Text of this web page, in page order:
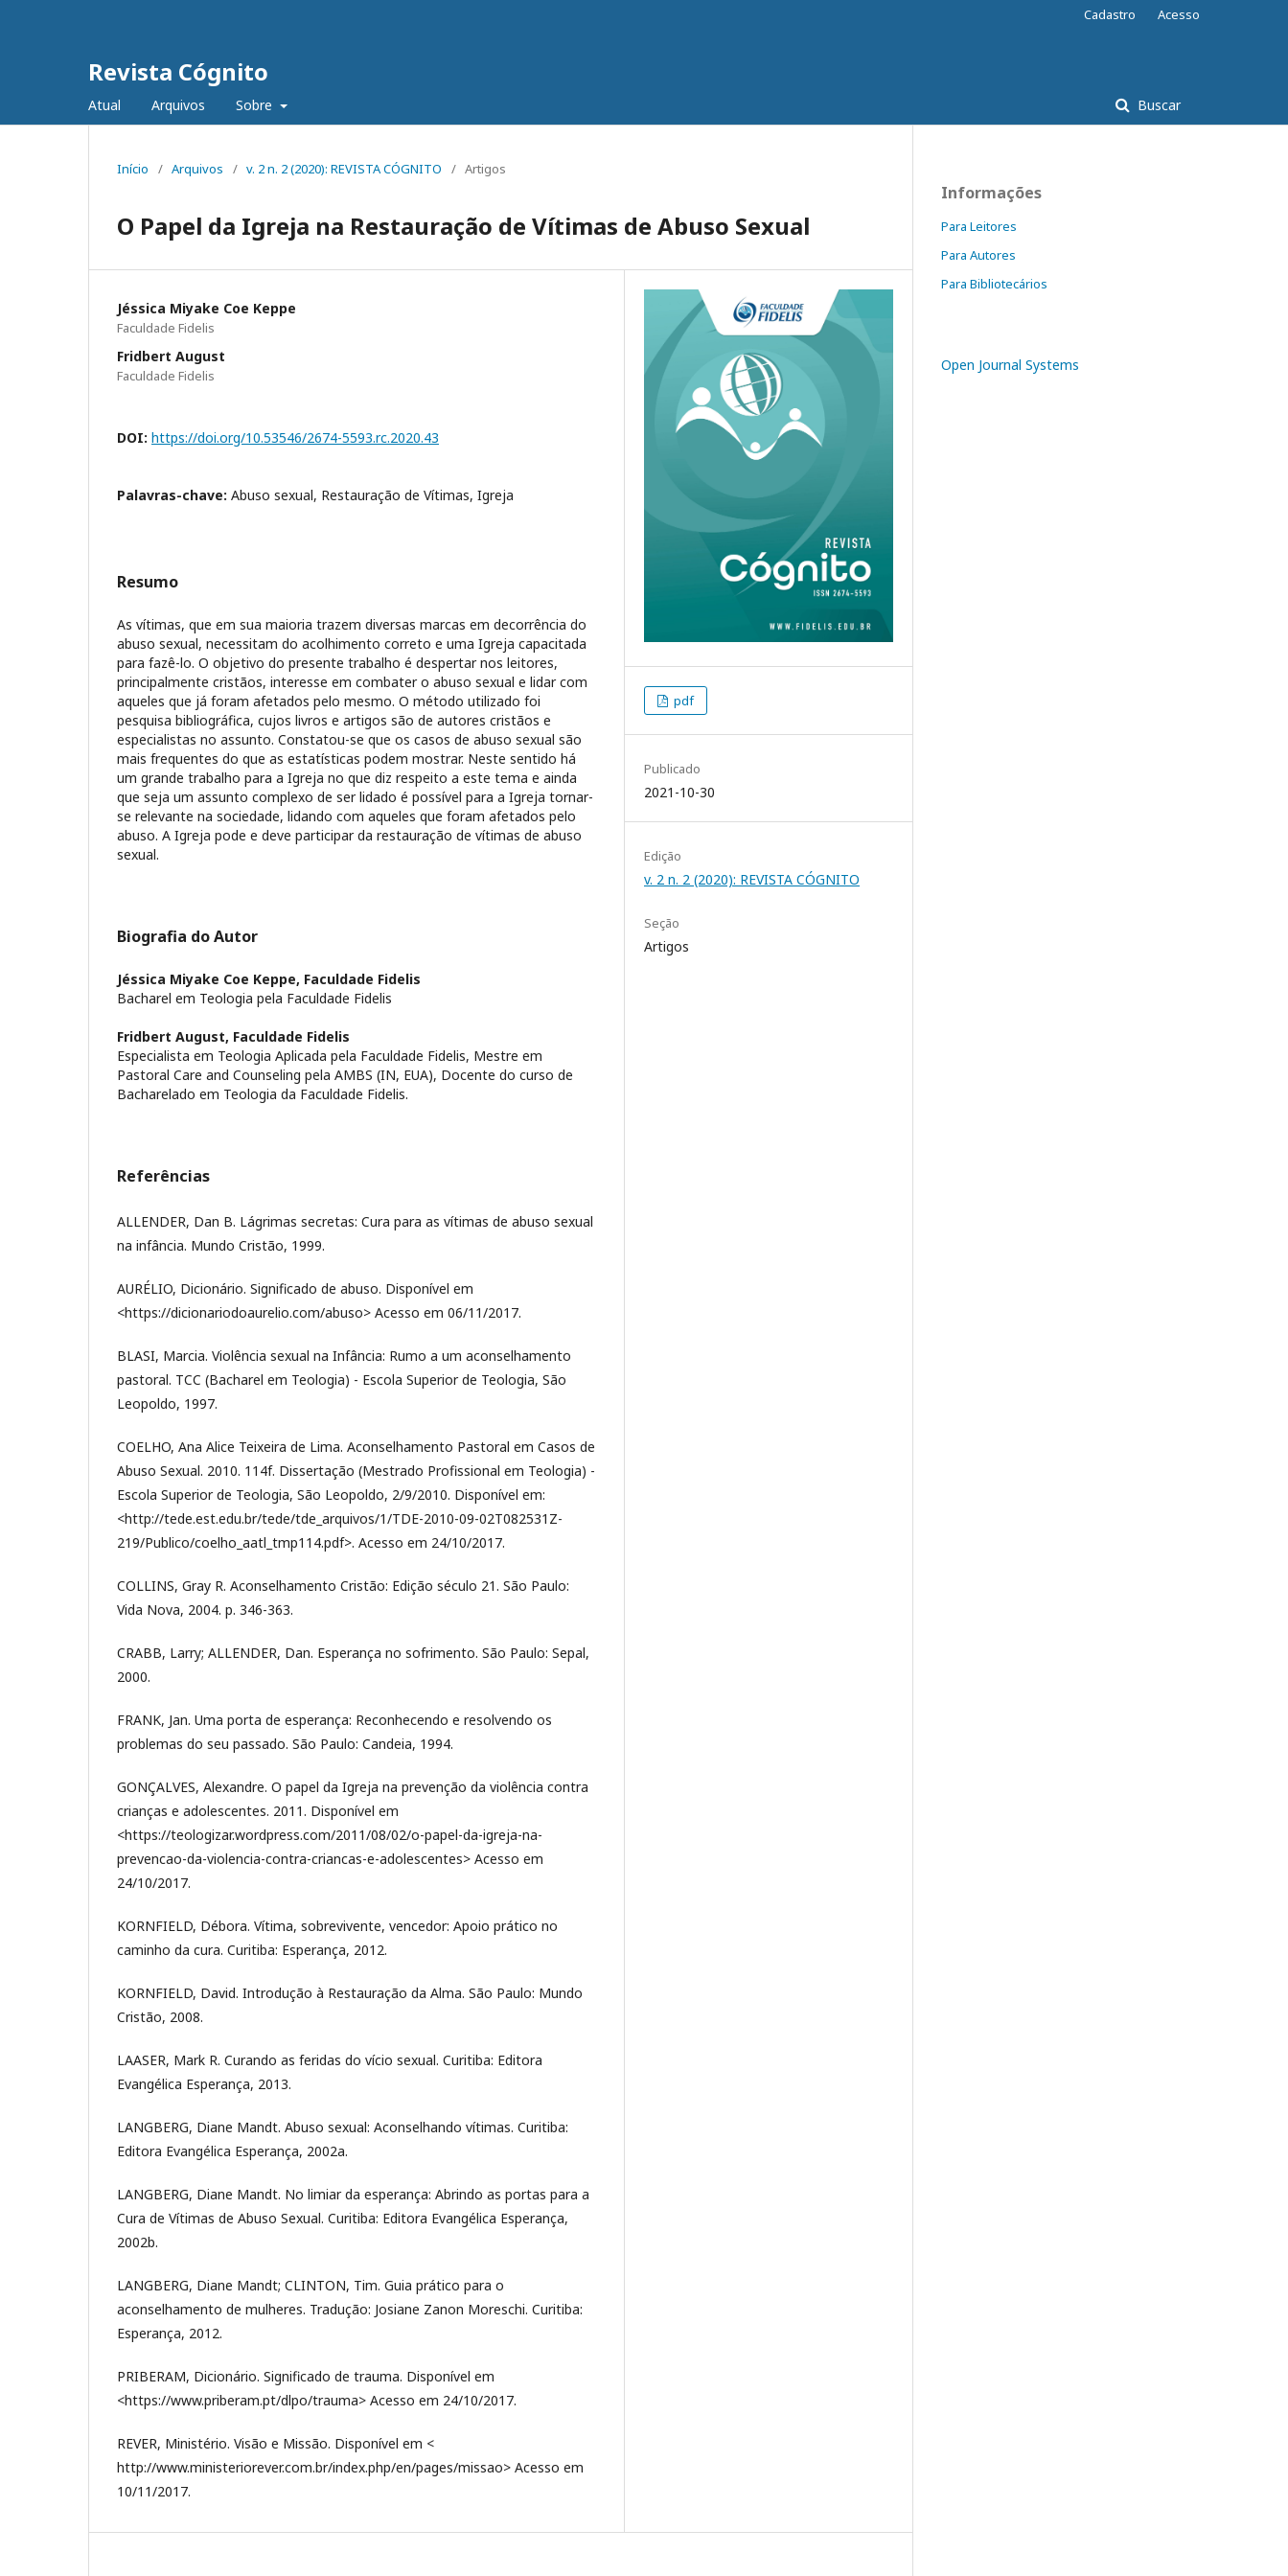
Revista Cógnito
Atual Arquivos Sobre Buscar
Cadastro Acesso
Início / Arquivos / v. 2 n. 2 (2020): REVISTA CÓGNITO / Artigos
O Papel da Igreja na Restauração de Vítimas de Abuso Sexual
Jéssica Miyake Coe Keppe
Faculdade Fidelis
Fridbert August
Faculdade Fidelis
DOI: https://doi.org/10.53546/2674-5593.rc.2020.43
Palavras-chave: Abuso sexual, Restauração de Vítimas, Igreja
Resumo
As vítimas, que em sua maioria trazem diversas marcas em decorrência do
abuso sexual, necessitam do acolhimento correto e uma Igreja capacitada
para fazê-lo. O objetivo do presente trabalho é despertar nos leitores,
principalmente cristãos, interesse em combater o abuso sexual e lidar com
aqueles que já foram afetados pelo mesmo. O método utilizado foi
pesquisa bibliográfica, cujos livros e artigos são de autores cristãos e
especialistas no assunto. Constatou-se que os casos de abuso sexual são
mais frequentes do que as estatísticas podem mostrar. Neste sentido há
um grande trabalho para a Igreja no que diz respeito a este tema e ainda
que seja um assunto complexo de ser lidado é possível para a Igreja tornar-
se relevante na sociedade, lidando com aqueles que foram afetados pelo
abuso. A Igreja pode e deve participar da restauração de vítimas de abuso
sexual.
Biografia do Autor
Jéssica Miyake Coe Keppe, Faculdade Fidelis
Bacharel em Teologia pela Faculdade Fidelis
Fridbert August, Faculdade Fidelis
Especialista em Teologia Aplicada pela Faculdade Fidelis, Mestre em
Pastoral Care and Counseling pela AMBS (IN, EUA), Docente do curso de
Bacharelado em Teologia da Faculdade Fidelis.
Referências
ALLENDER, Dan B. Lágrimas secretas: Cura para as vítimas de abuso sexual
na infância. Mundo Cristão, 1999.
AURÉLIO, Dicionário. Significado de abuso. Disponível em
<https://dicionariodoaurelio.com/abuso> Acesso em 06/11/2017.
BLASI, Marcia. Violência sexual na Infância: Rumo a um aconselhamento
pastoral. TCC (Bacharel em Teologia) - Escola Superior de Teologia, São
Leopoldo, 1997.
COELHO, Ana Alice Teixeira de Lima. Aconselhamento Pastoral em Casos de
Abuso Sexual. 2010. 114f. Dissertação (Mestrado Profissional em Teologia) -
Escola Superior de Teologia, São Leopoldo, 2/9/2010. Disponível em:
<http://tede.est.edu.br/tede/tde_arquivos/1/TDE-2010-09-02T082531Z-
219/Publico/coelho_aatl_tmp114.pdf>. Acesso em 24/10/2017.
COLLINS, Gray R. Aconselhamento Cristão: Edição século 21. São Paulo:
Vida Nova, 2004. p. 346-363.
CRABB, Larry; ALLENDER, Dan. Esperança no sofrimento. São Paulo: Sepal,
2000.
FRANK, Jan. Uma porta de esperança: Reconhecendo e resolvendo os
problemas do seu passado. São Paulo: Candeia, 1994.
GONÇALVES, Alexandre. O papel da Igreja na prevenção da violência contra
crianças e adolescentes. 2011. Disponível em
<https://teologizar.wordpress.com/2011/08/02/o-papel-da-igreja-na-
prevencao-da-violencia-contra-criancas-e-adolescentes> Acesso em
24/10/2017.
KORNFIELD, Débora. Vítima, sobrevivente, vencedor: Apoio prático no
caminho da cura. Curitiba: Esperança, 2012.
KORNFIELD, David. Introdução à Restauração da Alma. São Paulo: Mundo
Cristão, 2008.
LAASER, Mark R. Curando as feridas do vício sexual. Curitiba: Editora
Evangélica Esperança, 2013.
LANGBERG, Diane Mandt. Abuso sexual: Aconselhando vítimas. Curitiba:
Editora Evangélica Esperança, 2002a.
LANGBERG, Diane Mandt. No limiar da esperança: Abrindo as portas para a
Cura de Vítimas de Abuso Sexual. Curitiba: Editora Evangélica Esperança,
2002b.
LANGBERG, Diane Mandt; CLINTON, Tim. Guia prático para o
aconselhamento de mulheres. Tradução: Josiane Zanon Moreschi. Curitiba:
Esperança, 2012.
PRIBERAM, Dicionário. Significado de trauma. Disponível em
<https://www.priberam.pt/dlpo/trauma> Acesso em 24/10/2017.
REVER, Ministério. Visão e Missão. Disponível em <
http://www.ministeriorever.com.br/index.php/en/pages/missao> Acesso em
10/11/2017.
pdf
Publicado
2021-10-30
Edição
v. 2 n. 2 (2020): REVISTA CÓGNITO
Seção
Artigos
Informações
Para Leitores
Para Autores
Para Bibliotecários
Open Journal Systems